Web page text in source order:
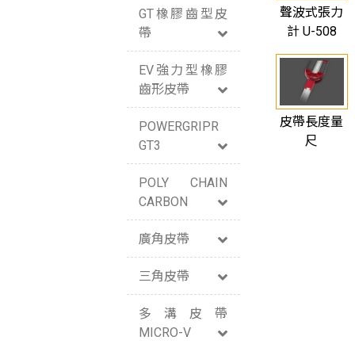
GT橡膠齒型皮
帶
EV強力型橡膠
齒形皮帶
POWERGRIPR
GT3
POLY CHAIN
CARBON
廣角皮帶
三角皮帶
多溝皮帶
MICRO-V
聲波式張力
計 U-508
皮帶長度量
尺